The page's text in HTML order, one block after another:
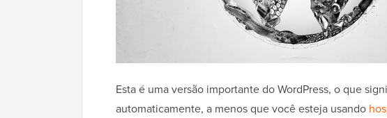
Esta é uma versão importante do WordPress, o que
automaticamente, a menos que você esteja usando